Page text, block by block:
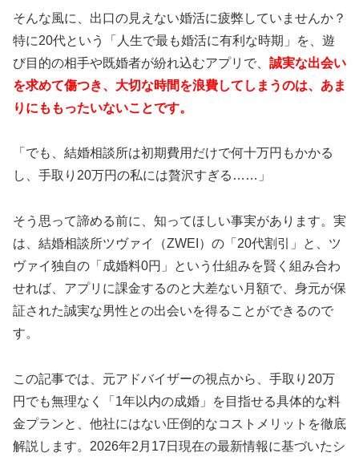
そんな風に、出口の見えない婚活に疲弊していませんか？
特に20代という「人生で最も婚活に有利な時期」を、遊
び目的の相手や既婚者が紛れ込むアプリで、 誠実な出会い
を求めて傷つき、大切な時間を浪費してしまうのは、あま
りにももったいないことです。
「でも、結婚相談所は初期費用だけで何十万円もかかる
し、手取り20万円の私には贅沢すぎる……」
そう思って諦める前に、知ってほしい事実があります。実
は、結婚相談所ツヴァイ（ZWEI）の「20代割引」と、ツ
ヴァイ独自の「成婚料0円」という仕組みを賢く組み合わ
せれば、アプリに課金するのと大差ない月額で、身元が保
証された誠実な男性との出会いを得ることができるので
す。
この記事では、元アドバイザーの視点から、手取り20万
円でも無理なく「1年以内の成婚」を目指せる具体的な料
金プランと、他社にはない圧倒的なコストメリットを徹底
解説します。2026年2月17日現在の最新情報に基づいたシ